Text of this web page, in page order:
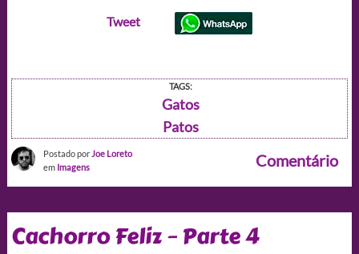
Tweet
TAGS:
Gatos
Patos
Postado por Joe Loreto
em Imagens Comentário
Cachorro Feliz – Parte 4